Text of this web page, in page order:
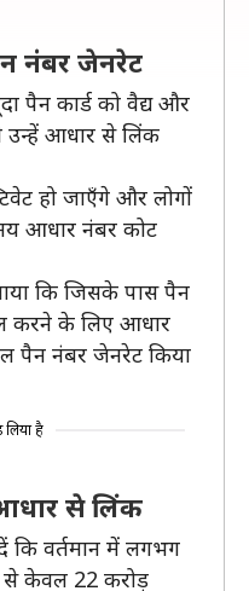
नंबर जेनरेट
पैन कार्ड को वैद्य और
उन्हें आधार से लिंक
हो जाएँगे और लोगों
आधार नंबर कोट
कि जिसके पास पैन
करने के लिए आधार
पैन नंबर जेनरेट किया
लिया है
से लिंक
कि वर्तमान में लगभग
से केवल 22 करोड़